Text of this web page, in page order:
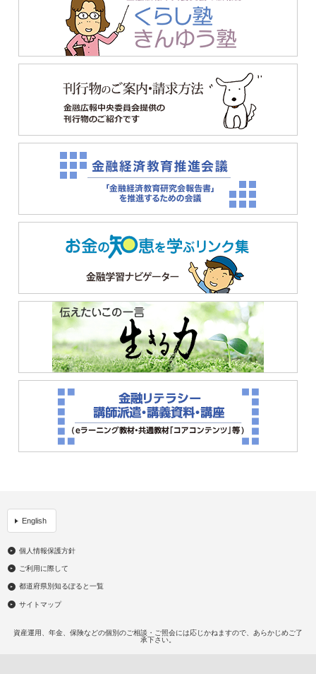
English
個人情報保護方針
ご利用に際して
都道府県別知るぽると一覧
サイトマップ
資産運用、年金、保険などの個別のご相談・ご照会には応じかねますので、あらかじめご了
承下さい。